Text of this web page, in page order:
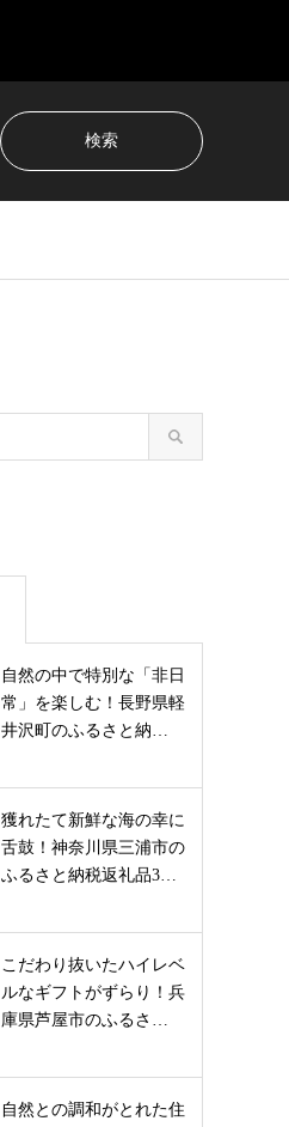
自然の中で特別な「非日
常」を楽しむ！長野県軽
井沢町のふるさと納…
獲れたて新鮮な海の幸に
舌鼓！神奈川県三浦市の
ふるさと納税返礼品3…
こだわり抜いたハイレベ
ルなギフトがずらり！兵
庫県芦屋市のふるさ…
自然との調和がとれた住